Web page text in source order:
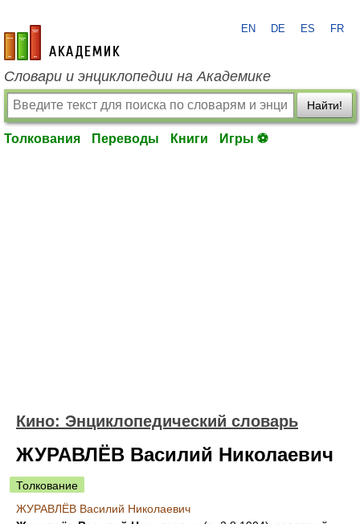
academic.ru
EN DE ES FR
Словари и энциклопедии на Академике
Найти!
Толкования Переводы Книги Игры ⚽
Кино: Энциклопедический словарь
ЖУРАВЛЁВ Василий Николаевич
Толкование
ЖУРАВЛЁВ Василий Николаевич